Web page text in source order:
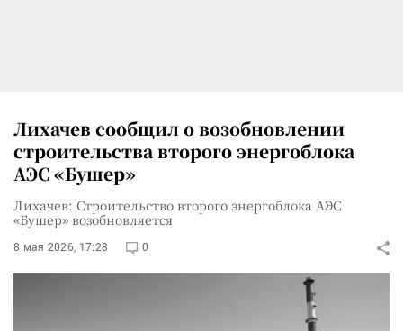
Лихачев сообщил о возобновлении
строительства второго энергоблока
АЭС «Бушер»
Лихачев: Строительство второго энергоблока АЭС
«Бушер» возобновляется
8 мая 2026, 17:28 0